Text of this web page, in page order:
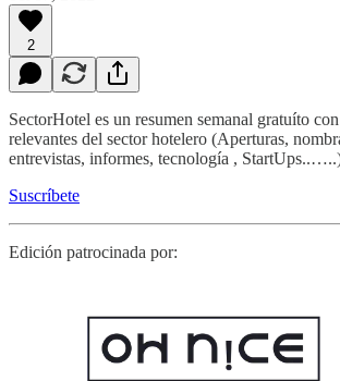
2
SectorHotel es un resumen semanal gratuíto
relevantes del sector hotelero (Aperturas,
entrevistas, informes, tecnología ,
Suscríbete
Edición patrocinada por: